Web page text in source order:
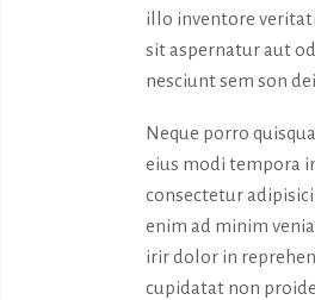
illo inventore
sit aspernatur aut
nesciunt sem son
Neque porro
eius modi tempora
consectetur
enim ad minim
irir dolor in
cupidatat non